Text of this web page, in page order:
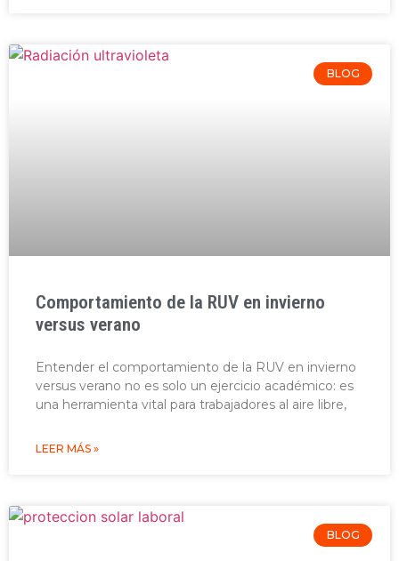
BLOG
Comportamiento de la RUV en invierno
versus verano
Entender el comportamiento de la RUV en invierno
versus verano no es solo un ejercicio académico: es
una herramienta vital para trabajadores al aire libre,
LEER MÁS »
BLOG